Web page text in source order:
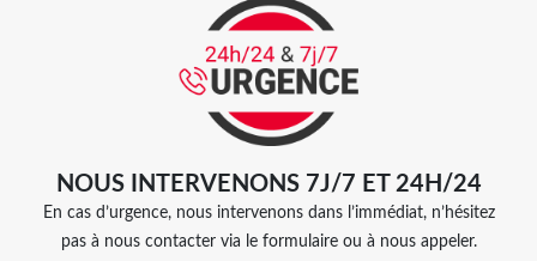
NOUS INTERVENONS 7J/7 ET 24H/24
En cas d’urgence, nous intervenons dans l’immédiat, n’hésitez
pas à nous contacter via le formulaire ou à nous appeler.